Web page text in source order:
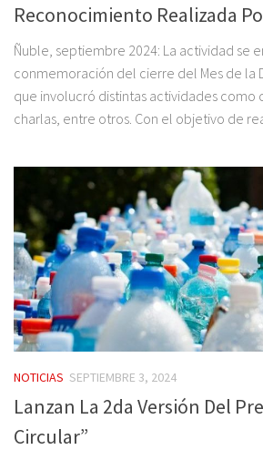
Reconocimiento Realizada
Ñuble, septiembre 2024: La actividad se
conmemoración del cierre del Mes de la
que involucró distintas actividades como
charlas, entre otros. Con el objetivo de
NOTICIAS SEPTIEMBRE 3, 2024
Lanzan La 2da Versión Del
Circular”